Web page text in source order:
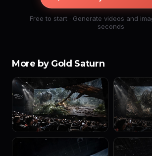
Free to start · Generate videos and
seconds
More by Gold Saturn